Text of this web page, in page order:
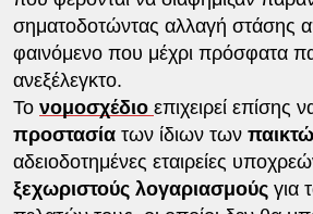
σηματοδοτώντας αλλαγή στάσης
φαινόμενο που μέχρι πρόσφατα
ανεξέλεγκτο.
Το νομοσχέδιο επιχειρεί επίσης
προστασία των ίδιων των
αδειοδοτημένες εταιρείες
ξεχωριστούς λογαριασμούςγια